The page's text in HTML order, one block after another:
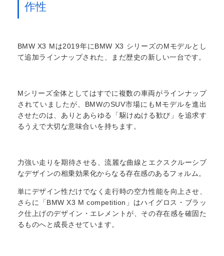
作性
BMW X3 Mは2019年にBMW X3 シリーズのMモデルとし
て追加ラインナップされた、まだ歴史の新しい一台です。
Mシリーズ全体としてはすでに複数の車両がラインナップ
されていましたが、BMWのSUV市場にもMモデルを進出
させたのは、ありとあらゆる「駆けぬける歓び」を追求す
るうえで大切な意味合いを持ちます。
力強い走りを期待させる、流麗な曲線とエクスクルーシブ
なデザインの相乗効果化からなる存在感のあるフォルム。
単にデザイン性だけでなく走行時の空力性能を向上させ、
さらに「BMW X3 M competition」はハイグロス・ブラッ
ク仕上げのデザイン・エレメントが、その存在感を確固た
るものへと成長させています。